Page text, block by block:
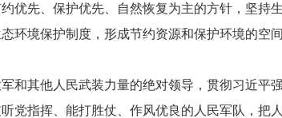
优先、保护优先、自然恢复为主的方针，坚
环境保护制度，形成节约资源和保护环境的空
其他人民武装力量的绝对领导，贯彻习近平
党指挥、能打胜仗、作风优良的人民军队，